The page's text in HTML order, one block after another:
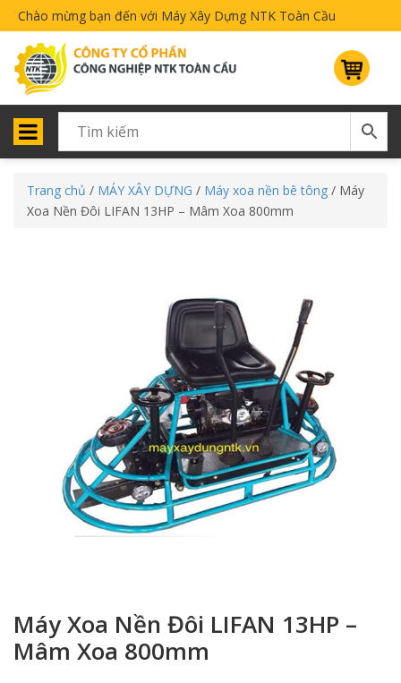
Chào mừng bạn đến với Máy Xây Dựng NTK Toàn Cầu
Trang chủ / MÁY XÂY DỰNG / Máy xoa nền bê tông / Máy
Xoa Nền Đôi LIFAN 13HP – Mâm Xoa 800mm
Máy Xoa Nền Đôi LIFAN 13HP –
Mâm Xoa 800mm